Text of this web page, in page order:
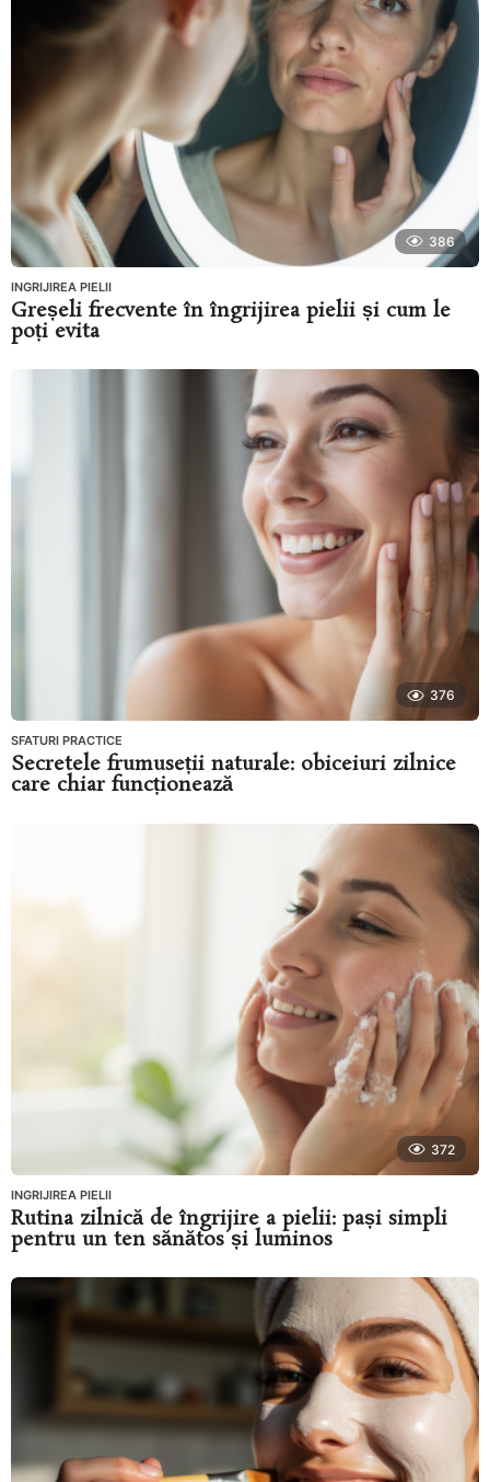
386
INGRIJIREA PIELII
Greșeli frecvente în îngrijirea pielii și cum le
poți evita
376
SFATURI PRACTICE
Secretele frumuseții naturale: obiceiuri zilnice
care chiar funcționează
372
INGRIJIREA PIELII
Rutina zilnică de îngrijire a pielii: pași simpli
pentru un ten sănătos și luminos